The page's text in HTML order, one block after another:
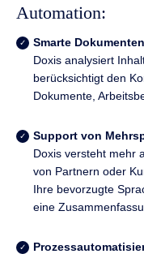
Automation:
Smarte
Doxis analysiert
berücksichtigt den
Dokumente,
Support von
Doxis versteht mehr
von Partnern oder
Ihre bevorzugte
eine